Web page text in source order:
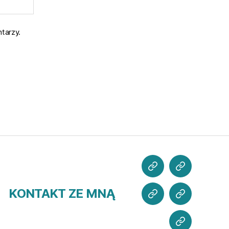
KONTAKT ZE MNĄ
POZNAJ
MNIE
CO
SŁYCHAĆ?
MOJE
PROJEKTY
WSPIERAJ
MISJĘ